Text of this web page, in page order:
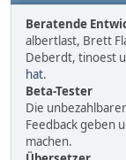
Beratende
albertlast, Brett
Deberdt, tinoest
hat.
Beta-Tester
Die
Feedback geben
machen.